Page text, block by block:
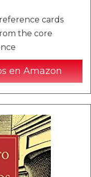
cards
the core
en Amazon